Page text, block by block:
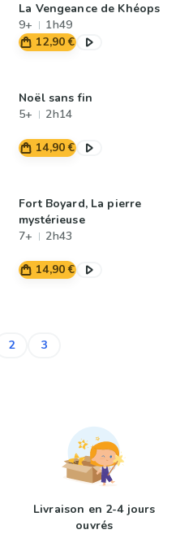
La Vengeance de Khéops
9+
1h49
12,90 €
Noël sans fin
5+
2h14
14,90 €
Fort Boyard, La pierre
mystérieuse
7+
2h43
14,90 €
2 3
Livraison en 2-4 jours
ouvrés